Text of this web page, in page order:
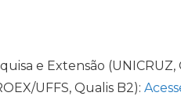
e Extensão (UNICRUZ,
UFFS, Qualis B2):